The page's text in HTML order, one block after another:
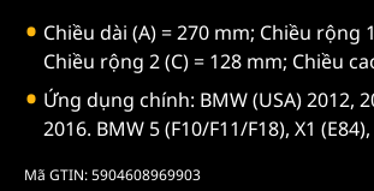
Chiều dài (A) = 270 mm; Chiều rộng
Chiều rộng 2 (C) = 128 mm; Chiều
Ứng dụng chính: BMW (USA) 2012,
2016. BMW 5 (F10/F11/F18), X1
Mã GTIN: 5904608969903